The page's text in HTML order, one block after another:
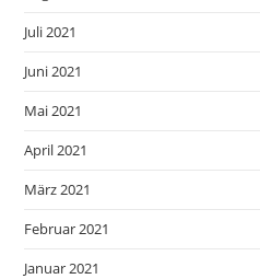
Juli 2021
Juni 2021
Mai 2021
April 2021
März 2021
Februar 2021
Januar 2021